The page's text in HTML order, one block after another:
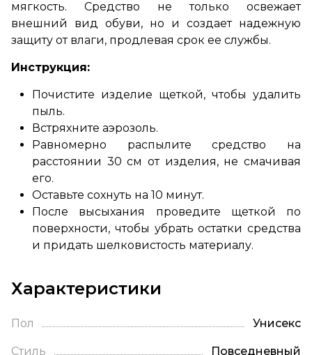
мягкость. Средство не только освежает
внешний вид обуви, но и создает надежную
защиту от влаги, продлевая срок ее службы.
Инструкция:
Почистите изделие щеткой, чтобы удалить
пыль.
Встряхните аэрозоль.
Равномерно распылите средство на
расстоянии 30 см от изделия, не смачивая
его.
Оставьте сохнуть на 10 минут.
После высыхания проведите щеткой по
поверхности, чтобы убрать остатки средства
и придать шелковистость материалу.
Характеристики
Пол Унисекс
Стиль Повседневный